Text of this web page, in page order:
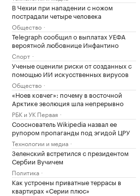
В Чехии при нападении с ножом
пострадали четыре человека
Общество
Telegraph сообщил о выплатах УЕФА
вероятной любовнице Инфантино
Спорт
Ученые оценили риски от созданных с
помощью ИИ искусственных вирусов
Общество
«Ноев ковчег»: почему в восточной
Арктике эволюция шла непрерывно
РБК и УК Первая
Сооснователь Wikipedia назвал ее
рупором пропаганды под эгидой ЦРУ
Технологии и медиа
Зеленский встретился с президентом
Сербии Вучичем
Политика
Как устроены приватные террасы в
квартирах «Серии плюс»